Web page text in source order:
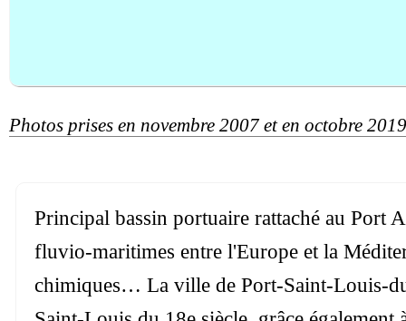
Photos prises en novembre 2007 et en octobre 2019
Principal bassin portuaire rattaché au Port
fluvio-maritimes entre l'Europe et la
chimiques… La ville de Port-Saint-Louis-